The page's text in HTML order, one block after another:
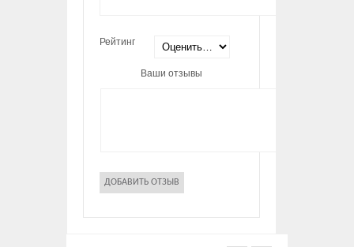
Рейтинг
Ваши отзывы